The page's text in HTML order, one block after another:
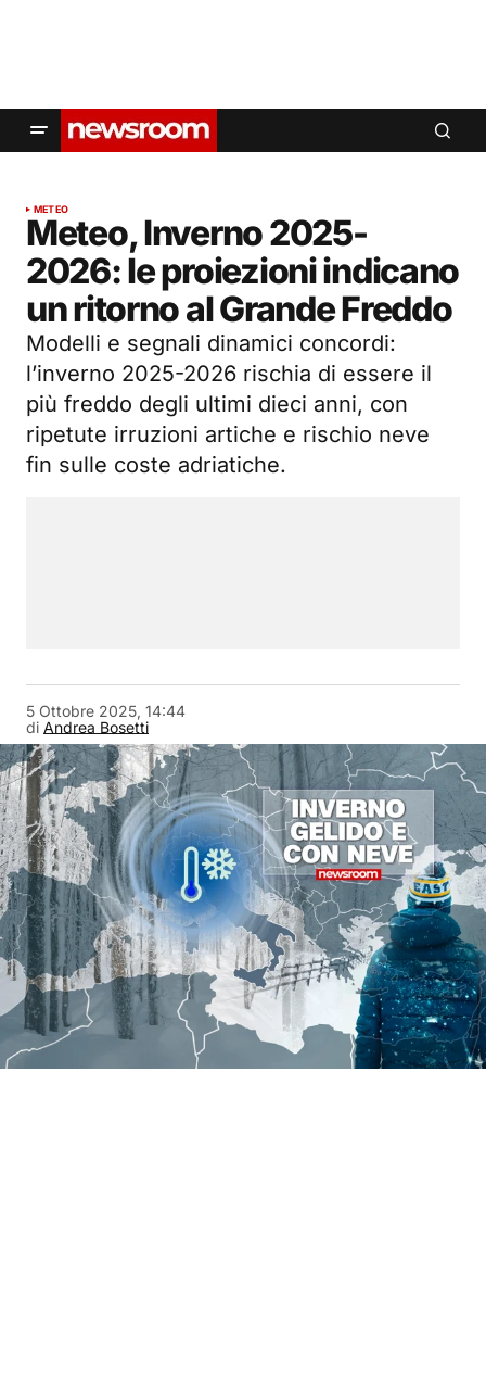
METEO
Meteo, Inverno 2025-
2026: le proiezioni indicano
un ritorno al Grande Freddo
Modelli e segnali dinamici concordi:
l’inverno 2025-2026 rischia di essere il
più freddo degli ultimi dieci anni, con
ripetute irruzioni artiche e rischio neve
fin sulle coste adriatiche.
di Andrea Bosetti
5 Ottobre 2025, 14:44